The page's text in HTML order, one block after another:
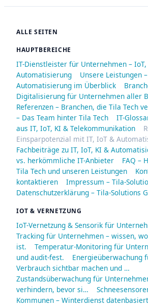
ALLE SEITEN
HAUPTBEREICHE
IT-Dienstleister für Unternehmen – IoT,
Automatisierung
Unsere Leistungen
Automatisierung im Überblick
Digitalisierung für Unternehmen aller
Referenzen – Branchen, die Tila Tech
– Das Team hinter Tila Tech
IT-
aus IT, IoT, KI & Telekommunikation
Einsparpotenzial mit IT, IoT &
Fachbeiträge zu IT, IoT, KI &
vs. herkömmliche IT-Anbieter
FAQ –
Tila Tech und unseren Leistungen
kontaktieren
Impressum – Tila-
Datenschutzerklärung – Tila-Solutions
IOT & VERNETZUNG
IoT-Vernetzung & Sensorik für
Tracking für Unternehmen – wissen,
ist.
Temperatur-Monitoring für
und audit-fest.
Energieüberwachung
Verbrauch sichtbar machen und …
Zustandsüberwachung für
verhindern, bevor si…
Kommunen – Winterdienst